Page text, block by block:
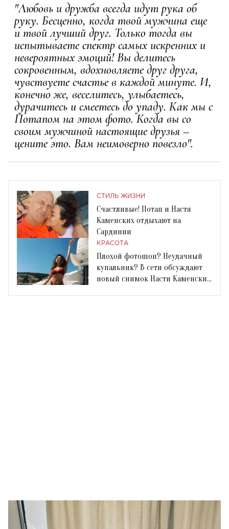
"Любовь и дружба всегда идут рука об
руку. Бесценно, когда твой мужчина еще
и твой лучший друг. Только тогда вы
испытываете спектр самых искренних и
невероятных эмоций! Вы делитесь
сокровенным, вдохновляете друг друга,
чувствуете счастье в каждой минуте. И,
конечно же, веселитесь, улыбаетесь,
дурачитесь и смеетесь до упаду. Как мы с
Потапом на этом фото. Когда вы со
своим мужчиной настоящие друзья –
цените это. Вам неимоверно повезло".
СТИЛЬ ЖИЗНИ
Счастливые! Потап и Настя
Каменских отдыхают на
Сардинии
КРАСОТА
Плохой фотошоп? Неудачный
купальник? В сети обсуждают
новый снимок Насти Каменских